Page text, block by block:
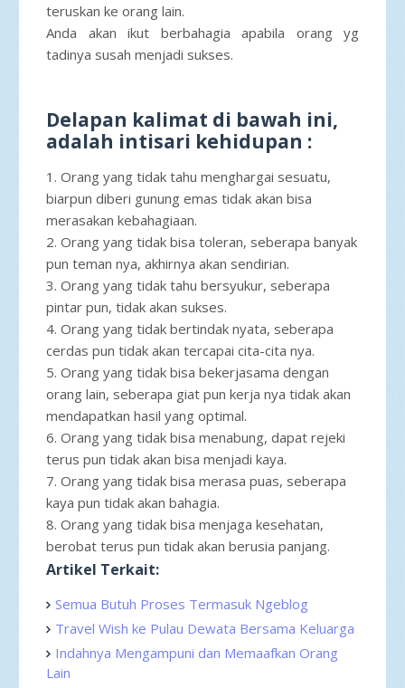
teruskan ke orang lain.
Anda akan ikut berbahagia apabila orang yg
tadinya susah menjadi sukses.
Delapan kalimat di bawah ini,
adalah intisari kehidupan :
1. Orang yang tidak tahu menghargai sesuatu,
biarpun diberi gunung emas tidak akan bisa
merasakan kebahagiaan.
2. Orang yang tidak bisa toleran, seberapa banyak
pun teman nya, akhirnya akan sendirian.
3. Orang yang tidak tahu bersyukur, seberapa
pintar pun, tidak akan sukses.
4. Orang yang tidak bertindak nyata, seberapa
cerdas pun tidak akan tercapai cita-cita nya.
5. Orang yang tidak bisa bekerjasama dengan
orang lain, seberapa giat pun kerja nya tidak akan
mendapatkan hasil yang optimal.
6. Orang yang tidak bisa menabung, dapat rejeki
terus pun tidak akan bisa menjadi kaya.
7. Orang yang tidak bisa merasa puas, seberapa
kaya pun tidak akan bahagia.
8. Orang yang tidak bisa menjaga kesehatan,
berobat terus pun tidak akan berusia panjang.
Artikel Terkait:
Semua Butuh Proses Termasuk Ngeblog
Travel Wish ke Pulau Dewata Bersama Keluarga
Indahnya Mengampuni dan Memaafkan Orang
Lain